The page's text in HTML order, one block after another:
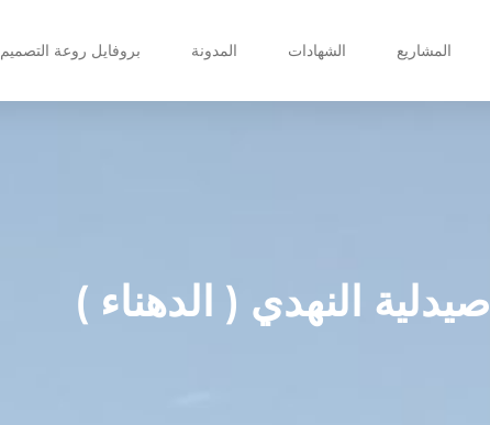
المشاريع الشهادات المدونة بروفايل روعة التصميم
صيدلية النهدي ( الدهناء )